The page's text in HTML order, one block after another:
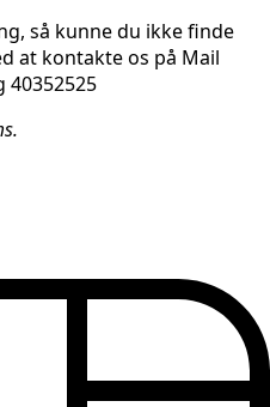
så kunne du ikke finde
at kontakte os på Mail
40352525